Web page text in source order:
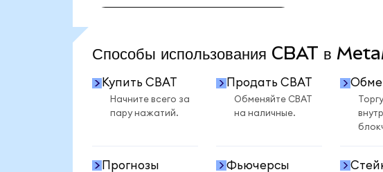
Способы использования CBAT в
Купить CBAT
Начните всего за
пару нажатий.
Продать CBAT
Обменяйте CBAT
на наличные.
Прогнозы Фьючерсы